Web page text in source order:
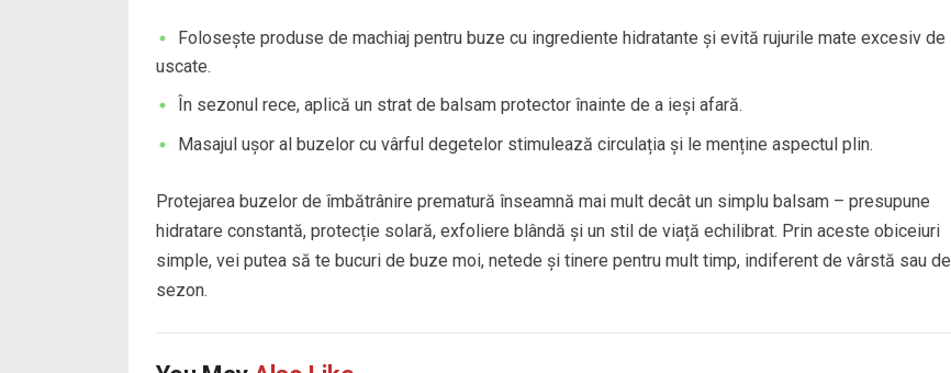
Folosește produse de machiaj pentru buze cu ingrediente hidratante și evită rujurile mate excesiv de
uscate.
În sezonul rece, aplică un strat de balsam protector înainte de a ieși afară.
Masajul ușor al buzelor cu vârful degetelor stimulează circulația și le menține aspectul plin.
Protejarea buzelor de îmbătrânire prematură înseamnă mai mult decât un simplu balsam – presupune
hidratare constantă, protecție solară, exfoliere blândă și un stil de viață echilibrat. Prin aceste obiceiuri
simple, vei putea să te bucuri de buze moi, netede și tinere pentru mult timp, indiferent de vârstă sau de
sezon.